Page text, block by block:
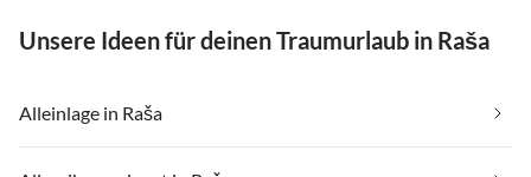
Unsere Ideen für deinen Traumurlaub in Raša
Alleinlage in Raša